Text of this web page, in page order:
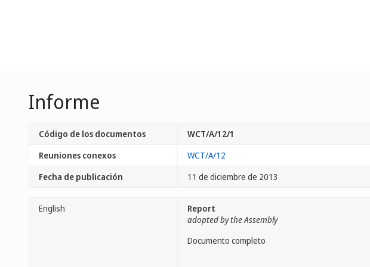
Informe
Código de los documentos
WCT/A/12/1
Reuniones conexos
WCT/A/12
Fecha de publicación
11 de diciembre de 2013
English
Report
adopted by the Assembly
Documento completo